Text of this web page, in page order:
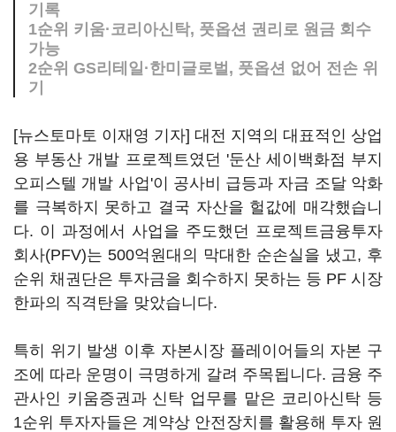
기록
1순위 키움·코리아신탁, 풋옵션 권리로 원금 회수
가능
2순위 GS리테일·한미글로벌, 풋옵션 없어 전손 위
기
[뉴스토마토 이재영 기자] 대전 지역의 대표적인 상업
용 부동산 개발 프로젝트였던 '둔산 세이백화점 부지
오피스텔 개발 사업'이 공사비 급등과 자금 조달 악화
를 극복하지 못하고 결국 자산을 헐값에 매각했습니
다. 이 과정에서 사업을 주도했던 프로젝트금융투자
회사(PFV)는 500억원대의 막대한 순손실을 냈고, 후
순위 채권단은 투자금을 회수하지 못하는 등 PF 시장
한파의 직격탄을 맞았습니다.
특히 위기 발생 이후 자본시장 플레이어들의 자본 구
조에 따라 운명이 극명하게 갈려 주목됩니다. 금융 주
관사인 키움증권과 신탁 업무를 맡은 코리아신탁 등
1순위 투자자들은 계약상 안전장치를 활용해 투자 원